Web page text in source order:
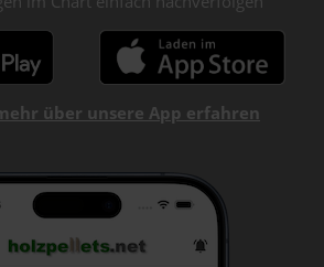
über unsere App erfahren